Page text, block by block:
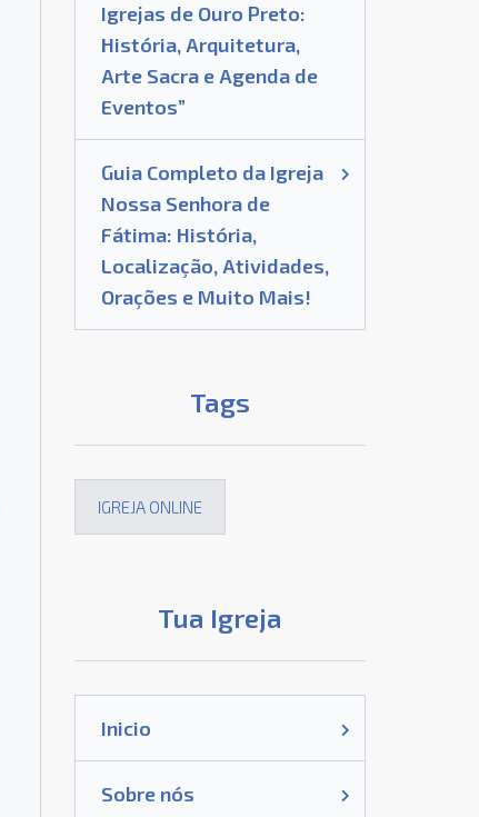
Igrejas de Ouro Preto:
História, Arquitetura,
Arte Sacra e Agenda de
Eventos”
Guia Completo da Igreja
Nossa Senhora de
Fátima: História,
Localização, Atividades,
Orações e Muito Mais!
Tags
IGREJA ONLINE
Tua Igreja
Inicio
Sobre nós